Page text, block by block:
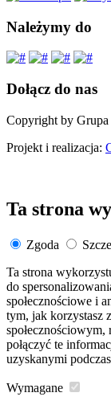
Należymy do
Dołącz do nas
Copyright by
Projekt i realizacja:
Ta strona
Zgoda
Ta strona
do
społecznościowe i
tym, jak korzystasz
połączyć te
uzyskanymi
Wymagane